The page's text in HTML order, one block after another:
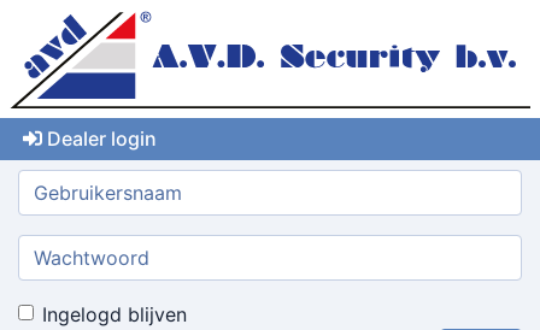
Dealer login
Gebruikersnaam:
Wachtwoord:
Ingelogd blijven